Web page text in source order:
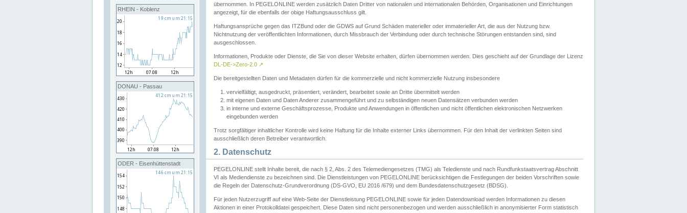
RHEIN - Koblenz
DONAU - Passau
ODER - Eisenhüttenstadt
übernommen. In PEGELONLINE werden zusätzlich Daten Dritter von nationalen und internationalen Behörden, Organisationen und Einrichtungen
angezeigt, für die ebenfalls der obige Haftungsausschluss gilt.
Haftungsansprüche gegen das ITZBund oder die GDWS auf Grund Schäden materieller oder immaterieller Art, die aus der Nutzung bzw.
Nichtnutzung der veröffentlichten Informationen, durch Missbrauch der Verbindung oder durch technische Störungen entstanden sind, sind
ausgeschlossen.
Informationen, Produkte oder Dienste, die Sie von dieser Website erhalten, dürfen übernommen werden. Dies geschieht auf der Grundlage der Lizenz
DL-DE->Zero-2.0 ↗
Die bereitgestellten Daten und Metadaten dürfen für die kommerzielle und nicht kommerzielle Nutzung insbesondere
vervielfältigt, ausgedruckt, präsentiert, verändert, bearbeitet sowie an Dritte übermittelt werden
mit eigenen Daten und Daten Anderer zusammengeführt und zu selbständigen neuen Datensätzen verbunden werden
in interne und externe Geschäftsprozesse, Produkte und Anwendungen in öffentlichen und nicht öffentlichen elektronischen Netzwerken
eingebunden werden
Trotz sorgfältiger inhaltlicher Kontrolle wird keine Haftung für die Inhalte externer Links übernommen. Für den Inhalt der verlinkten Seiten sind
ausschließlich deren Betreiber verantwortlich.
2. Datenschutz
PEGELONLINE stellt Inhalte bereit, die nach § 2, Abs. 2 des Telemediengesetzes (TMG) als Teledienste und nach Rundfunkstaatsvertrag Abschnitt
VI als Mediendienste zu bezeichnen sind. Die Dienstleistungen von PEGELONLINE berücksichtigen die Festlegungen der beiden Vorschriften sowie
die Regeln der Datenschutz-Grundverordnung (DS-GVO, EU 2016 /679) und dem Bundesdatenschutzgesetz (BDSG).
Für jeden Nutzerzugriff auf eine Web-Seite der Dienstleistung PEGELONLINE sowie für jeden Datendownload werden Informationen zu diesen
Aktionen in einer Protokolldatei gespeichert. Diese Daten sind nicht personenbezogen und werden ausschließlich in anonymisierter Form statistisch